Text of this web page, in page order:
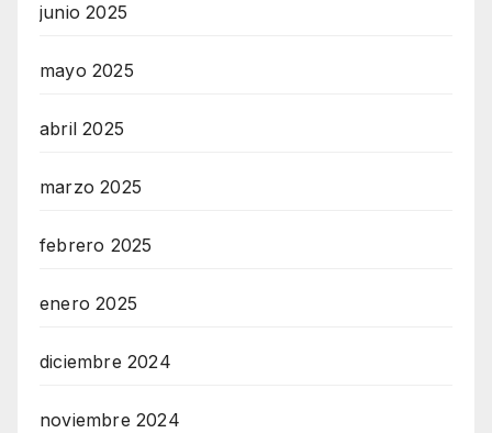
junio 2025
mayo 2025
abril 2025
marzo 2025
febrero 2025
enero 2025
diciembre 2024
noviembre 2024